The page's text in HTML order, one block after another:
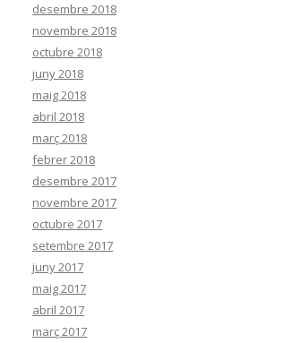
desembre 2018
novembre 2018
octubre 2018
juny 2018
maig 2018
abril 2018
març 2018
febrer 2018
desembre 2017
novembre 2017
octubre 2017
setembre 2017
juny 2017
maig 2017
abril 2017
març 2017